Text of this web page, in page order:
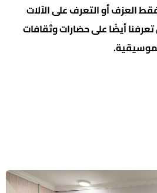
العزف أو التعرف على الآلات
أيضًا على حضارات وثقافات